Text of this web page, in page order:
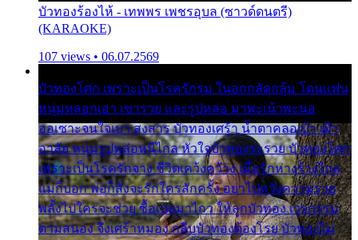
บัวทองร้องไห้ - เทพพร เพชรอุบล (ซาวด์ดนตรี)
(KARAOKE)
107 views • 06.07.2569
บัวทองโศก เพราะเป็นโรครักรุม ในอกกลัดกลุ้ม โดนแฟน
หนุ่มหลอกเอา เขารวย และรูปหล่อ มาพะเน้าพะนอ
ออเซาะจนใจเบา สงสาร บัวทองเศร้า น้ำตาคลอเบ้า เฝ้า
อาลัย หนุ่มรูปหล่อหนีไกล หัวใจบัวทองระรวย บัวทองโศก
เพราะเป็นโรครักจาง ชีวิตเคว้งคว้าง เมื่อรักห่างร้างไกล
แม่ก็บอก พ่อก็สั่งจะรักใครสักครั้ง อย่าไปหวังความรวย
พลั้งไปใครจะช่วย ซื้อเปลมาไกว ให้ลูกบัวทอง เวรกรรม
ตามสนอง จึงเศร้าหมอง กลีบบัวทองต้องโรย บัวทองไม่